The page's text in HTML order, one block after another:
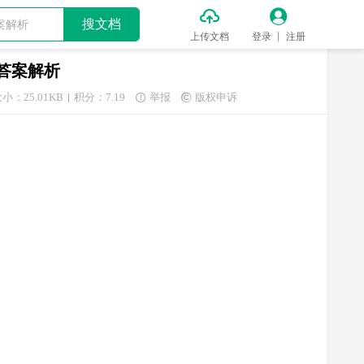
搜文档 
上传文档

登录 注册
案解析
小：25.01KB 积分：7.19  举报  版权申诉